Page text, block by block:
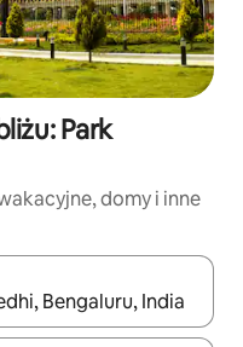
Park
domy i inne
poruszać się po nich za